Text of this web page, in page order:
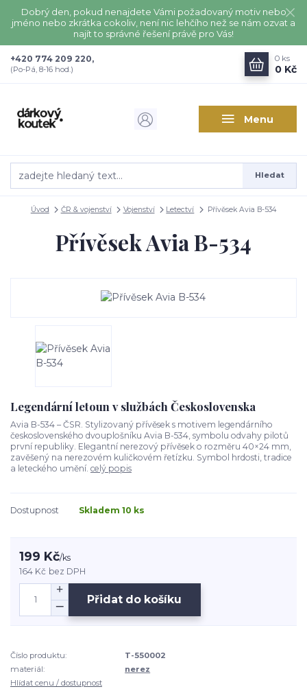
Dobrý den, pokud nenajdete Vámi požadovaný motiv nebo
jméno nebo zkrátka cokoliv, není nic lehčího než se nám ozvat a
najít to správné řešení právě pro Vás!
Menu
Hledat
+420 774 209 220,
(Po-Pá, 8-16 hod.)
0 ks
0 Kč
Úvod ČR & vojenství Vojenství Letectví Přívěsek Avia B-534
Přívěsek Avia B-534
Legendární letoun v službách Československa
Avia B-534 – ČSR. Stylizovaný přívěsek s motivem legendárního
československého dvouplošníku Avia B-534, symbolu odvahy pilotů
první republiky. Elegantní nerezový přívěsek o rozměru 40×24 mm,
zavěšený na nerezovém kuličkovém řetízku. Symbol hrdosti, tradice
a leteckého umění. celý popis
Dostupnost Skladem 10 ks
199 Kč/ks
164 Kč bez DPH
Přidat do košíku
Číslo produktu:
T-550002
materiál:
nerez
Hlídat cenu / dostupnost